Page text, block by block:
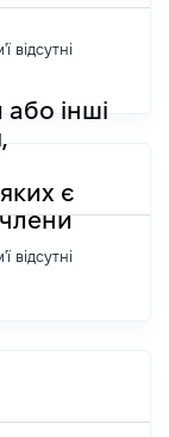
відсутні
інші
є
відсутні